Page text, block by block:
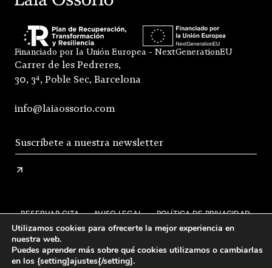
Financiado por la Unión Europea - NextGenerationEU
Carrer de les Pedreres,
30, 3ª, Poble Sec, Barcelona
info@laiaossorio.com
RESERVAR CITA AVISO LEGAL
POLÍTICA DE PRIVACIDAD
ENVÍO Y DEVOLUCIONES
CONDICIONES GENERALES DE VENTA
FAQS
Utilizamos cookies para ofrecerte la mejor experiencia en
nuestra web.
Puedes aprender más sobre qué cookies utilizamos o cambiarlas
en los {setting]ajustes{/setting].